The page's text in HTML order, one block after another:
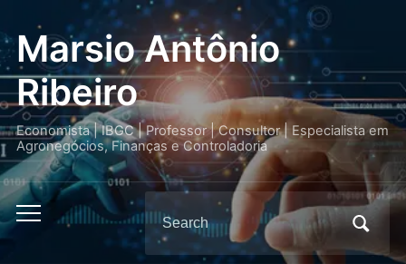
Marsio Antônio
Ribeiro
Economista | IBGC | Professor | Consultor | Especialista em
Agronegócios, Finanças e Controladoria
Toggle
for: